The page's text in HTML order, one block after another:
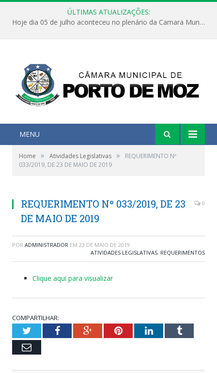
ÚLTIMAS ATUALIZAÇÕES:
Hoje dia 05 de julho aconteceu no plenário da Camara Municipal de Porto de Moz a Sessão Solene de Abertura dos Trabalhos Legislativos 2º Período da 23ª Legislatura
MENU
Home » Atividades Legislativas »
REQUERIMENTO Nº
033/2019, DE 23 DE MAIO DE 2019
REQUERIMENTO Nº 033/2019, DE 23
DE MAIO DE 2019
0
POR ADMINISTRADOR EM 23 DE MAIO DE 2019
ATIVIDADES LEGISLATIVAS, REQUERIMENTOS
Clique aqui para visualizar
COMPARTILHAR:
TwitterFacebookGoogle+PinterestLinkedInTumblr
Email